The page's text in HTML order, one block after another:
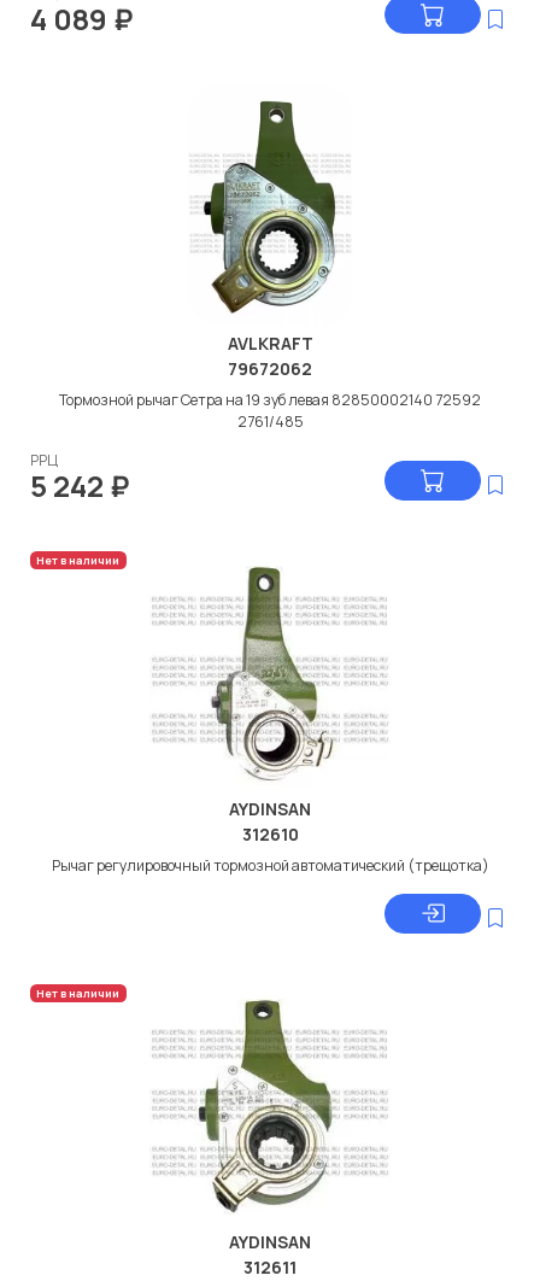
4 089 ₽
AVLKRAFT
79672062
Тормозной рычаг Сетра на 19 зуб левая 82850002140 72592
2761/485
РРЦ
5 242 ₽
Нет в наличии
AYDINSAN
312610
Рычаг регулировочный тормозной автоматический (трещотка)
Нет в наличии
AYDINSAN
312611